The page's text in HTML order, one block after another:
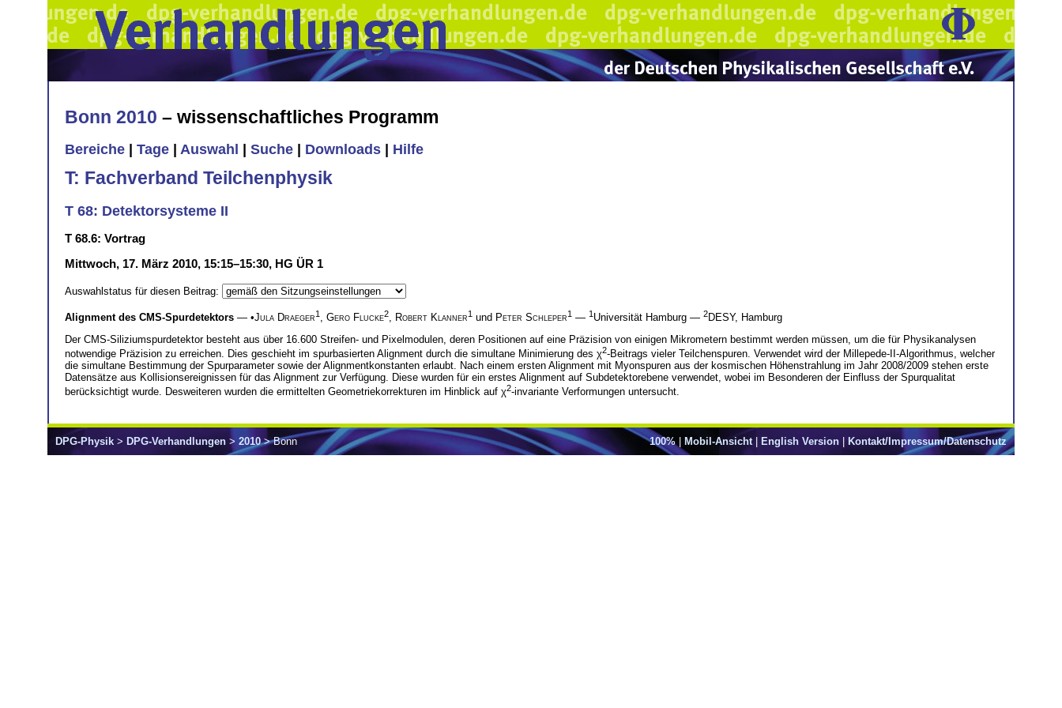
Bonn 2010 – wissenschaftliches Programm
Bereiche Tage Auswahl Suche Downloads Hilfe
T: Fachverband Teilchenphysik
T 68: Detektorsysteme II
T 68.6: Vortrag
Mittwoch, 17. März 2010, 15:15–15:30, HG ÜR 1
Auswahlstatus für diesen Beitrag:
Alignment des CMS-Spurdetektors — •Jula Draeger1 Gero Flucke2 Robert Klanner1 und Peter Schleper1 — 1 Universität Hamburg — 2DESY, Hamburg
Der CMS-Siliziumspurdetektor besteht aus über 16.600 Streifen- und Pixelmodulen, deren Positionen auf eine Präzision von einigen Mikrometern bestimmt werden müssen, um die für Physikanalysen
notwendige Präzision zu erreichen. Dies geschieht im spurbasierten Alignment durch die simultane Minimierung des χ2-Beitrags vieler Teilchenspuren. Verwendet wird der Millepede-II-Algorithmus, welcher
die simultane Bestimmung der Spurparameter sowie der Alignmentkonstanten erlaubt. Nach einem ersten Alignment mit Myonspuren aus der kosmischen Höhenstrahlung im Jahr 2008/2009 stehen erste
Datensätze aus Kollisionsereignissen für das Alignment zur Verfügung. Diese wurden für ein erstes Alignment auf Subdetektorebene verwendet, wobei im Besonderen der Einfluss der Spurqualitat
berücksichtigt wurde. Desweiteren wurden die ermittelten Geometriekorrekturen im Hinblick auf χ2-invariante Verformungen untersucht.
100%| Mobil-Ansicht English Version Kontakt/Impressum/Datenschutz
DPG-Physik > DPG-Verhandlungen > 2010> Bonn